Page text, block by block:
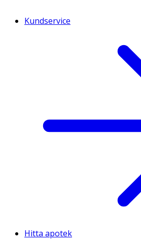
Kundservice
Hitta apotek